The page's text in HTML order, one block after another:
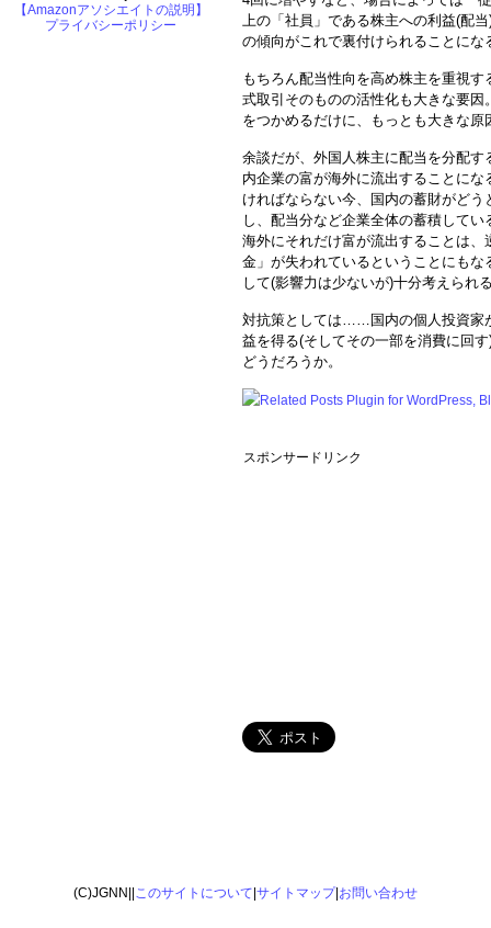
上の「社員」である株主への利益(配
の傾向がこれで裏付けられることにな
もちろん配当性向を高め株主を重視
式取引そのものの活性化も大きな要
をつかめるだけに、もっとも大きな
余談だが、外国人株主に配当を分配
内企業の富が海外に流出することに
ければならない今、国内の蓄財がど
し、配当分など企業全体の蓄積して
海外にそれだけ富が流出することは
金」が失われているということにも
して(影響力は少ないが)十分考えられ
対抗策としては……国内の個人投資家
益を得る(そしてその一部を消費に回
どうだろうか。
スポンサードリンク
【Amazonアソシエイトの説明】
プライバシーポリシー
(C)JGNN|| このサイトについて サイトマップ| お問い合わせ